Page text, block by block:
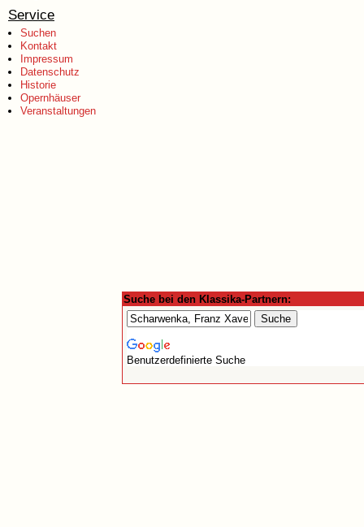
Service
Suchen
Kontakt
Impressum
Datenschutz
Historie
Opernhäuser
Veranstaltungen
Suche bei den Klassika-Partnern:
Benutzerdefinierte Suche